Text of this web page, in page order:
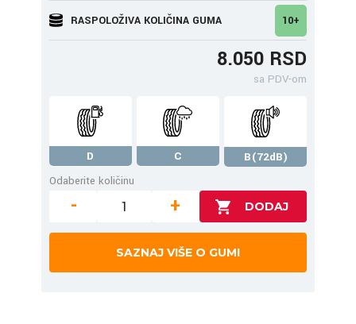
RASPOLOŽIVA KOLIČINA GUMA 10+
8.050 RSD
sa PDV-om
D C
B(72dB)
Odaberite količinu
- +
SAZNAJ VIŠE O GUMI